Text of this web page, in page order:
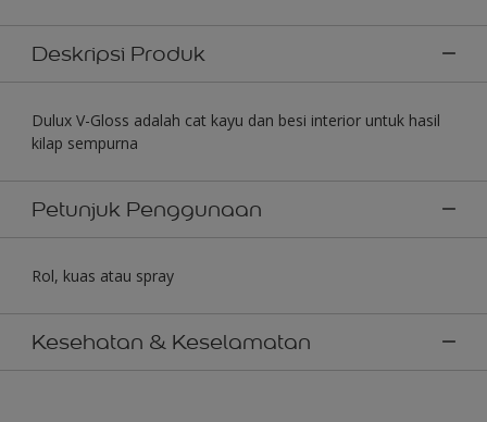
Deskripsi Produk
Dulux V-Gloss adalah cat kayu dan besi interior untuk hasil
kilap sempurna
Petunjuk Penggunaan
Rol, kuas atau spray
Kesehatan & Keselamatan